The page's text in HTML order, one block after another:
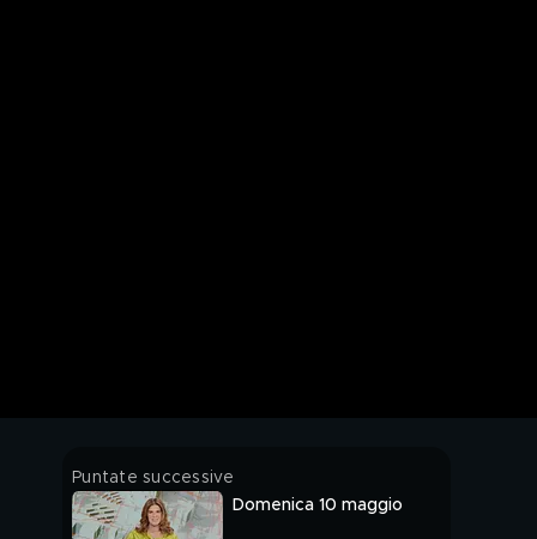
Puntate successive
Domenica 10 maggio